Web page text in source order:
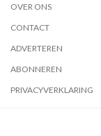
OVER ONS
CONTACT
ADVERTEREN
ABONNEREN
PRIVACYVERKLARING